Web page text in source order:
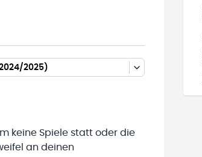
2025)
keine Spiele statt oder die
an deinen